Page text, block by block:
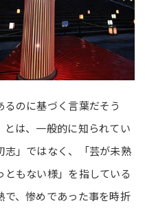
のに基づく言葉だそう
は、一般的に知られてい
志」ではなく、「芸が未熟
もない様」を指している
、惨めであった事を時折